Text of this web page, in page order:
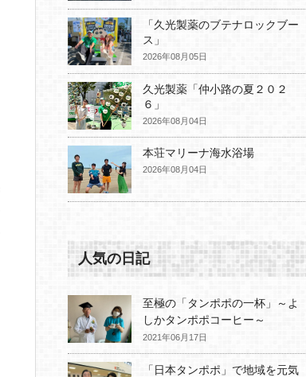
「久光製薬のブテナロックブー
ス」
2026年08月05日
久光製薬「仲小路の夏２０２
６」
2026年08月04日
本荘マリーナ海水浴場
2026年08月04日
人気の日記
至極の「タンポポの一杯」～よ
しかタンポポコーヒー～
2021年06月17日
「日本タンポポ」で地域を元気